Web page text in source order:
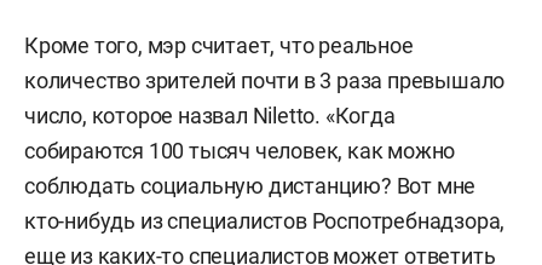
Кроме того, мэр считает, что реальное
количество зрителей почти в 3 раза превышало
число, которое назвал Niletto. «Когда
собираются 100 тысяч человек, как можно
соблюдать социальную дистанцию? Вот мне
кто-нибудь из специалистов Роспотребнадзора,
еще из каких-то специалистов может ответить